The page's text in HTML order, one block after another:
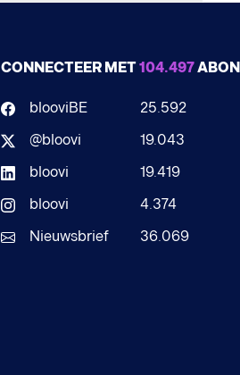
CONNECTEER MET104.497
blooviBE
25.592
@bloovi
19.043
bloovi
19.419
bloovi
4.374
Nieuwsbrief
36.069